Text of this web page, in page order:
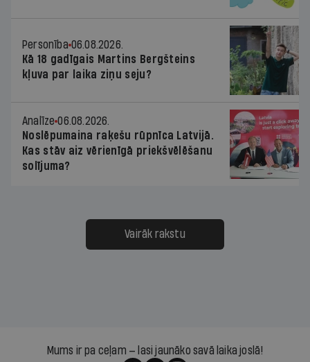
Personība 06.08.2026.
Kā 18 gadīgais Martins Bergšteins
kļuva par laika ziņu seju?
Analīze 06.08.2026.
Noslēpumaina raķešu rūpnīca Latvijā.
Kas stāv aiz vērienīgā priekšvēlēšanu
solījuma?
Vairāk rakstu
Mums ir pa ceļam — lasi jaunāko savā laika joslā!